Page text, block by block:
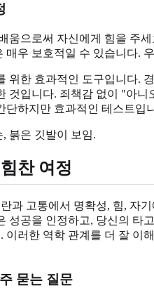
움으로써 자신에게 힘을 주
우 보호적일 수 있습니다.
위한 효과적인 도구입니다.
것입니다. 죄책감 없이 "아
단하지만 효과적인 테스트입
찬 여정
과 고통에서 명확성, 힘, 자
성공을 인정하고, 당신의 타
러한 역학 관계를 더 잘 이
묻는 질문